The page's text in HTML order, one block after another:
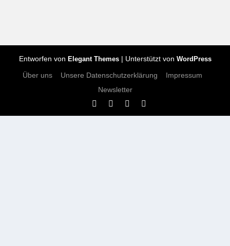
Entworfen von Elegant Themes| Unterstützt von WordPress
Über uns Unsere Datenschutzerklärung
Impressum
Newsletter